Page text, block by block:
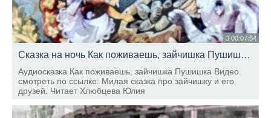
00:07:54
Сказка на ночь Как поживаешь, зайчишка Пушишка
Аудиосказка Как поживаешь, зайчишка Пушишка Видео
смотреть по ссылке: Милая сказка про зайчишку и его
друзей. Читает Хлюбцева Юлия